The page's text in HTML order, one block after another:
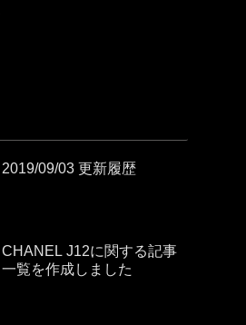
2019/09/03 更新履歴
CHANEL J12に関する記事
一覧を作成しました